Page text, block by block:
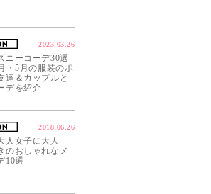
2023.03.26
ニーコーデ30選
・5月の服装のポ
達＆カップルと
デを紹介
2018.06.26
人女子に大人
のおしゃれなメ
10選